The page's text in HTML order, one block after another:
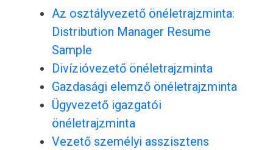
Az osztályvezető önéletrajzminta:
Distribution Manager Resume
Sample
Divízióvezető önéletrajzminta
Gazdasági elemző önéletrajzminta
Ügyvezető igazgatói
önéletrajzminta
Vezető személyi asszisztens